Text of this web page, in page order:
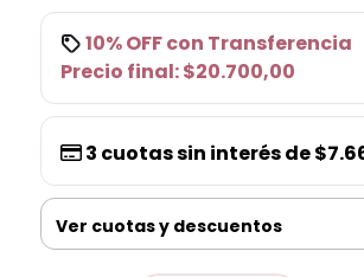
10% OFFcon Transferencia
Precio final:$20.700,00
3 cuotas sin interés de
Ver cuotas y descuentos